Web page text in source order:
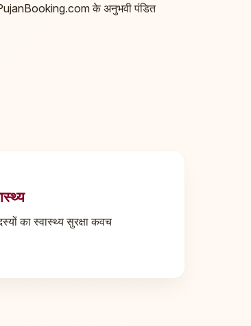
PujanBooking.com के अनुभवी पंडित
का स्वास्थ्य सुरक्षा कवच